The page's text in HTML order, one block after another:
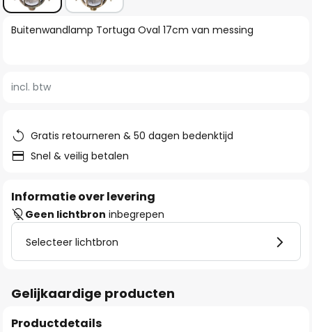
Ga
van
afbeeldingen-
gallerij
Buitenwandlamp Tortuga Oval 17cm van messing
incl. btw
Gratis retourneren & 50 dagen bedenktijd
Snel & veilig betalen
Informatie over levering
Geen lichtbron inbegrepen
Selecteer lichtbron
Gelijkaardige producten
Productdetails